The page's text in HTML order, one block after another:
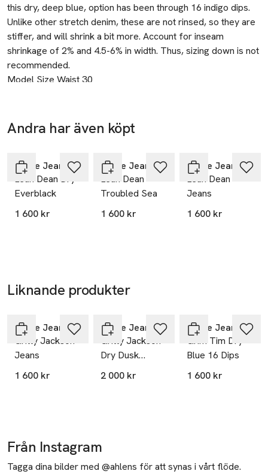
this dry, deep blue, option has been through 16 indigo dips.
Unlike other stretch denim, these are not rinsed, so they are
stiffer, and will shrink a bit more. Account for inseam
shrinkage of 2% and 4.5-6% in width. Thus, sizing down is not
recommended.
Model Size Waist 30
Västra Hamngatan 6
Sweden
E-post
sandya@nudiejeans.com
Mobilnummer
Andra har även köpt
Nudie Jeans
Lean Dean Dry
Everblack
1 600 kr
Nudie Jeans
Lean Dean
Troubled Sea
1 600 kr
Nudie Jeans
Lean Dean
Jeans
1 600 kr
Liknande produkter
Nudie Jeans
Gritty Jackson
Jeans
1 600 kr
Nudie Jeans
Gritty Jackson
Dry Dusk
Selvag
2 000 kr
Nudie Jeans
Grim Tim Dry
Blue 16 Dips
1 600 kr
Från Instagram
Tagga dina bilder med @ahlens för att synas i vårt flöde.